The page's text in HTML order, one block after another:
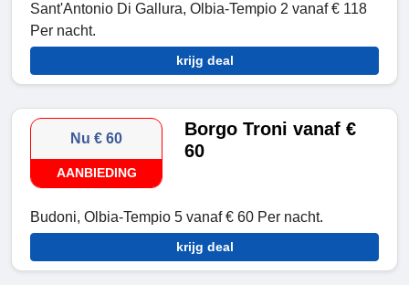
Sant'Antonio Di Gallura, Olbia-Tempio 2 vanaf € 118
Per nacht.
krijg deal
Nu € 60
AANBIEDING
Borgo Troni vanaf €
60
Budoni, Olbia-Tempio 5 vanaf € 60 Per nacht.
krijg deal